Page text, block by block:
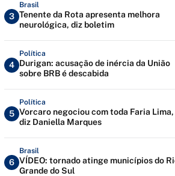
3
Brasil
Tenente da Rota apresenta melhora
neurológica, diz boletim
4
Política
Durigan: acusação de inércia da União
sobre BRB é descabida
5
Política
Vorcaro negociou com toda Faria Lima,
diz Daniella Marques
6
Brasil
VÍDEO: tornado atinge municípios do
Grande do Sul